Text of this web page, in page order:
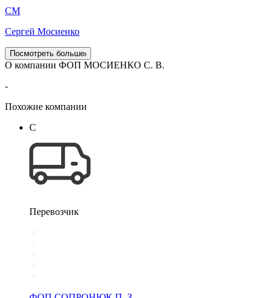
СМ
Сергей Мосиенко
Посмотреть больше
О компании ФОП МОСИЕНКО С. В.
-
Похожие компании
С
Перевозчик